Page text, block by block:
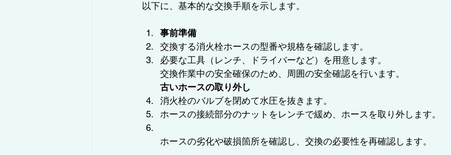
以下に、基本的な交換手順を示します。
事前準備
交換する消火栓ホースの型番や規格を確認します。
必要な工具（レンチ、ドライバーなど）を用意します。
交換作業中の安全確保のため、周囲の安全確認を行います。
古いホースの取り外し
消火栓のバルブを閉めて水圧を抜きます。
ホースの接続部分のナットをレンチで緩め、ホースを取り外します。
ホースの劣化や破損箇所を確認し、交換の必要性を再確認します。